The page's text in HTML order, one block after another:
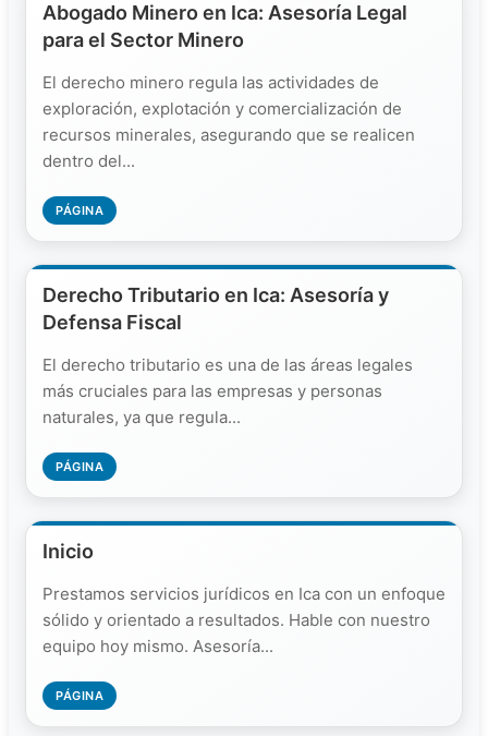
Abogado Minero en Ica: Asesoría Legal
para el Sector Minero
El derecho minero regula las actividades de
exploración, explotación y comercialización de
recursos minerales, asegurando que se realicen
dentro del...
PÁGINA
Derecho Tributario en Ica: Asesoría y
Defensa Fiscal
El derecho tributario es una de las áreas legales
más cruciales para las empresas y personas
naturales, ya que regula...
PÁGINA
Inicio
Prestamos servicios jurídicos en Ica con un enfoque
sólido y orientado a resultados. Hable con nuestro
equipo hoy mismo. Asesoría...
PÁGINA